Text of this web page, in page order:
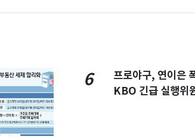
6
프로야구, 연이은
KBO 긴급 실행위